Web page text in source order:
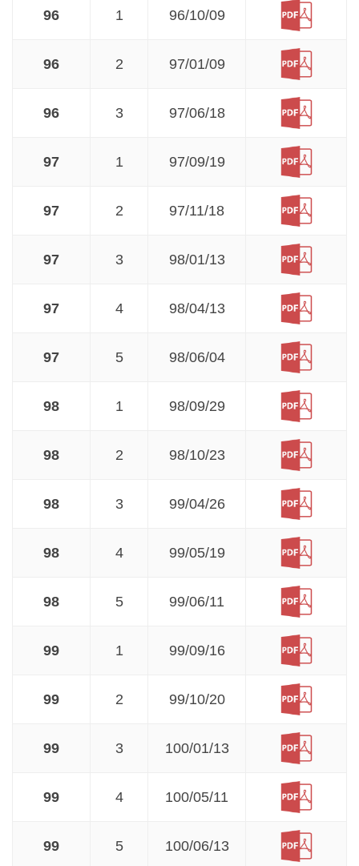
96 1 96/10/09
96 2 97/01/09
96 3 97/06/18
97 1 97/09/19
97 2 97/11/18
97 3 98/01/13
97 4 98/04/13
97 5 98/06/04
98 1 98/09/29
98 2 98/10/23
98 3 99/04/26
98 4 99/05/19
98 5 99/06/11
99 1 99/09/16
99 2 99/10/20
99 3 100/01/13
99 4 100/05/11
99 5 100/06/13